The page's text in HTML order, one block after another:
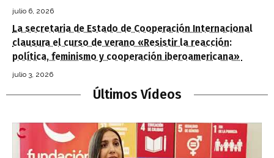
julio 6, 2026
La secretaria de Estado de Cooperación Internacional
clausura el curso de verano «Resistir la reacción:
política, feminismo y cooperación iberoamericana»
julio 3, 2026
Últimos Vídeos